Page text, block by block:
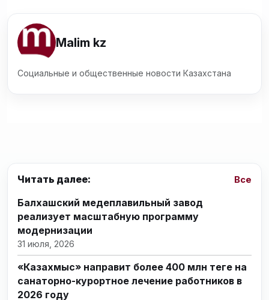
Malim kz
Социальные и общественные новости Казахстана
Читать далее: Все
Балхашский медеплавильный завод
реализует масштабную программу
модернизации
31 июля, 2026
«Казахмыс» направит более 400 млн теңге на
санаторно-курортное лечение работников в
2026 году